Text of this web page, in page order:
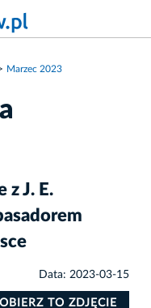
Marzec 2023
z J. E.
Data: 2023-03-15
TO ZDJĘCIE